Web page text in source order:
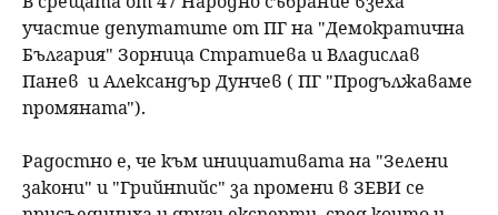
участие депутатите от ПГ на "Демократична
България" Зорница Стратиева и Владислав
Панев и Александър Дунчев ( ПГ "Продължаваме
промяната").
Радостно е, че към инициативата на "Зелени
закони" и "Грийнпийс" за промени в ЗЕВИ се